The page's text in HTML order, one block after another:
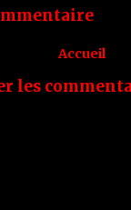
Accueil
les